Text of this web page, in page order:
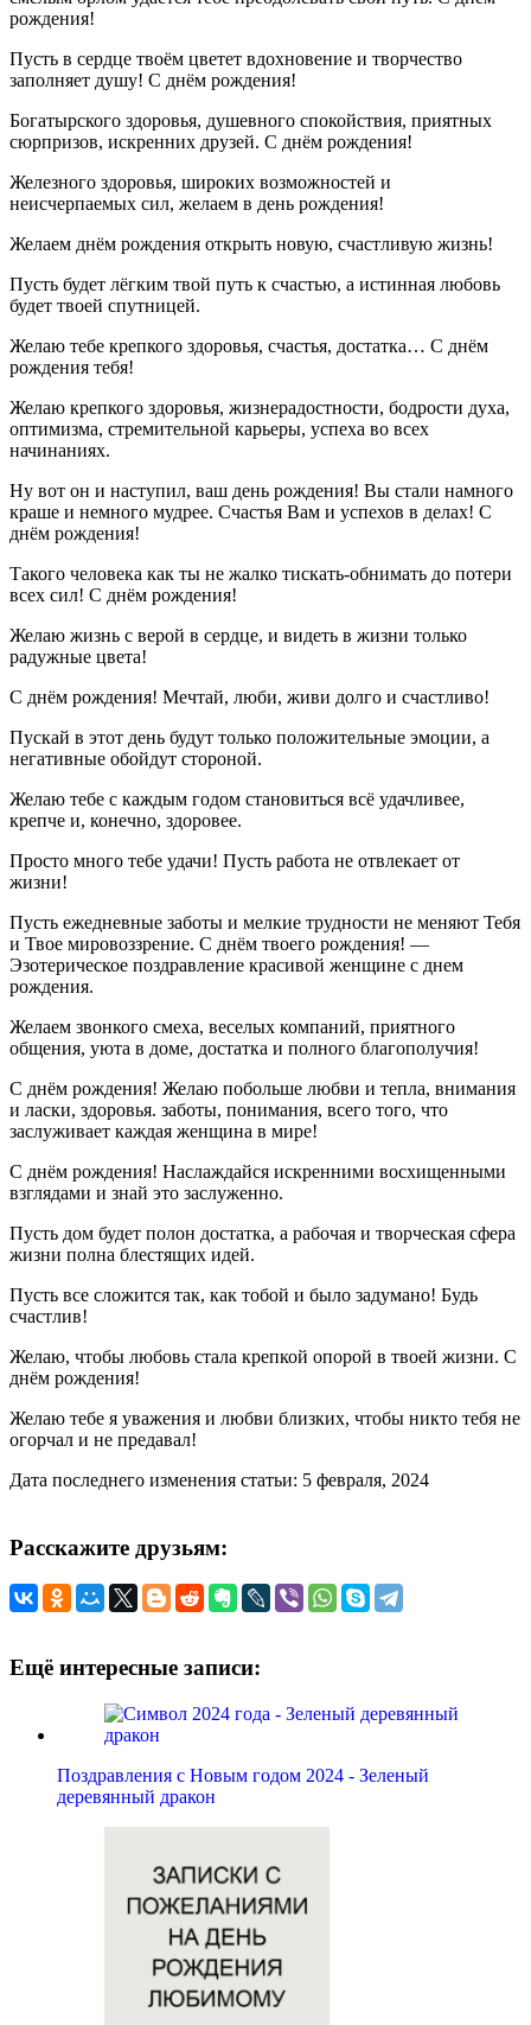
рождения!
Пусть в сердце твоём цветет вдохновение и творчество
заполняет душу! С днём рождения!
Богатырского здоровья, душевного спокойствия, приятных
сюрпризов, искренних друзей. С днём рождения!
Железного здоровья, широких возможностей и
неисчерпаемых сил, желаем в день рождения!
Желаем днём рождения открыть новую, счастливую жизнь!
Пусть будет лёгким твой путь к счастью, а истинная любовь
будет твоей спутницей.
Желаю тебе крепкого здоровья, счастья, достатка… С днём
рождения тебя!
Желаю крепкого здоровья, жизнерадостности, бодрости духа,
оптимизма, стремительной карьеры, успеха во всех
начинаниях.
Ну вот он и наступил, ваш день рождения! Вы стали намного
краше и немного мудрее. Счастья Вам и успехов в делах! С
днём рождения!
Такого человека как ты не жалко тискать-обнимать до потери
всех сил! С днём рождения!
Желаю жизнь с верой в сердце, и видеть в жизни только
радужные цвета!
С днём рождения! Мечтай, люби, живи долго и счастливо!
Пускай в этот день будут только положительные эмоции, а
негативные обойдут стороной.
Желаю тебе с каждым годом становиться всё удачливее,
крепче и, конечно, здоровее.
Просто много тебе удачи! Пусть работа не отвлекает от
жизни!
Пусть ежедневные заботы и мелкие трудности не меняют Тебя
и Твое мировоззрение. С днём твоего рождения! —
Эзотерическое поздравление красивой женщине с днем
рождения.
Желаем звонкого смеха, веселых компаний, приятного
общения, уюта в доме, достатка и полного благополучия!
С днём рождения! Желаю побольше любви и тепла, внимания
и ласки, здоровья. заботы, понимания, всего того, что
заслуживает каждая женщина в мире!
С днём рождения! Наслаждайся искренними восхищенными
взглядами и знай это заслуженно.
Пусть дом будет полон достатка, а рабочая и творческая сфера
жизни полна блестящих идей.
Пусть все сложится так, как тобой и было задумано! Будь
счастлив!
Желаю, чтобы любовь стала крепкой опорой в твоей жизни. С
днём рождения!
Желаю тебе я уважения и любви близких, чтобы никто тебя не
огорчал и не предавал!
Дата последнего изменения статьи: 5 февраля, 2024
Расскажите друзьям:
Ещё интересные записи:
Поздравления с Новым годом 2024 - Зеленый
деревянный дракон